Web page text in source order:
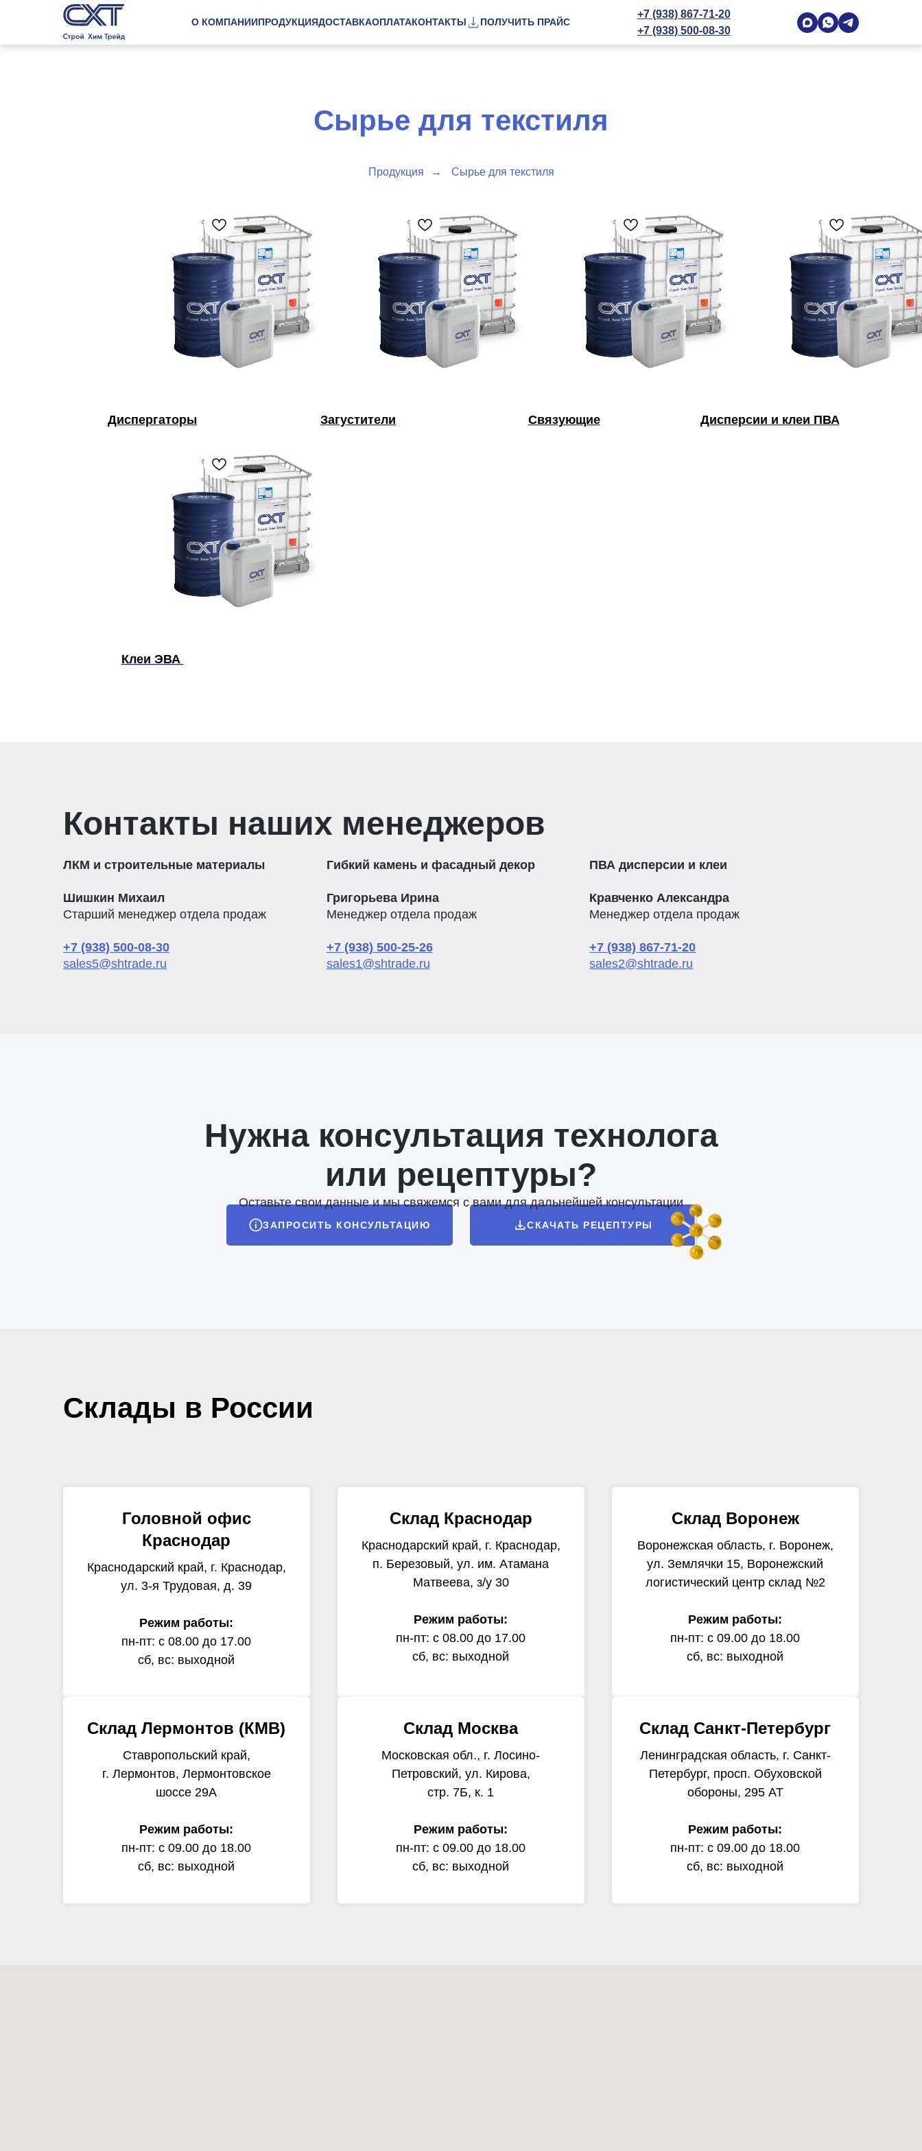
О КОМПАНИИПРОДУКЦИЯДОСТАВКАОПЛАТАКОНТАКТЫ ПОЛУЧИТЬ ПРАЙС
+7 (938) 867-71-20
+7 (938) 500-08-30
Сырье для текстиля
Продукция → Сырье для текстиля
Диспергаторы Загустители Связующие Дисперсии и клеи ПВА
Клеи ЭВА
Контакты наших менеджеров
ЛКМ и строительные материалы
Шишкин Михаил
Старший менеджер отдела продаж
+7 (938) 500-08-30
sales5@shtrade.ru
Гибкий камень и фасадный декор
Григорьева Ирина
Менеджер отдела продаж
+7 (938) 500-25-26
sales1@shtrade.ru
ПВА дисперсии и клеи
Кравченко Александра
Менеджер отдела продаж
+7 (938) 867-71-20
sales2@shtrade.ru
СКАЧАТЬ РЕЦЕПТУРЫ
ЗАПРОСИТЬ КОНСУЛЬТАЦИЮ
Нужна консультация технолога
или рецептуры?
Оставьте свои данные и мы свяжемся с вами для дальнейшей консультации
Склады в России
Головной офис
Краснодар
Краснодарский край, г. Краснодар,
ул. 3-я Трудовая, д. 39
Режим работы:
пн-пт: с 08.00 до 17.00
сб, вс: выходной
Склад Краснодар
Краснодарский край, г. Краснодар,
п. Березовый, ул. им. Атамана
Матвеева, з/у 30
Режим работы:
пн-пт: с 08.00 до 17.00
сб, вс: выходной
Склад Воронеж
Воронежская область, г. Воронеж,
ул. Землячки 15, Воронежский
логистический центр склад №2
Режим работы:
пн-пт: с 09.00 до 18.00
сб, вс: выходной
Склад Лермонтов (КМВ)
Ставропольский край,
г. Лермонтов, Лермонтовское
шоссе 29А
Режим работы:
пн-пт: с 09.00 до 18.00
сб, вс: выходной
Склад Москва
Московская обл., г. Лосино-
Петровский, ул. Кирова,
стр. 7Б, к. 1
Режим работы:
пн-пт: с 09.00 до 18.00
сб, вс: выходной
Склад Санкт-Петербург
Ленинградская область, г. Санкт-
Петербург, просп. Обуховской
обороны, 295 АТ
Режим работы:
пн-пт: с 09.00 до 18.00
сб, вс: выходной